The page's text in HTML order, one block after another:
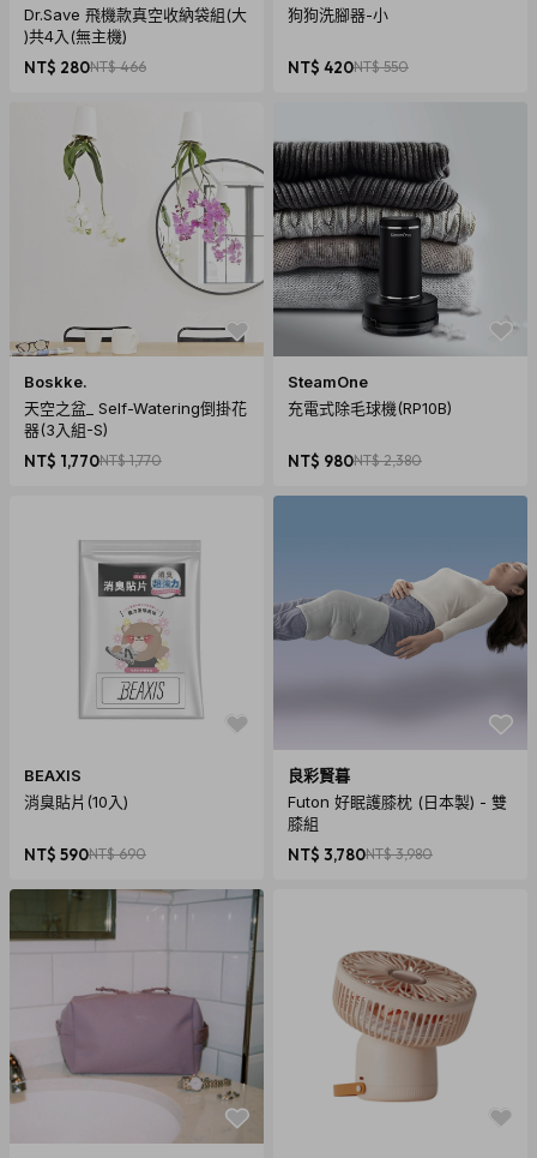
Dr.Save 飛機款真空收納袋組(大
)共4入(無主機)
NT$ 280NT$ 466
狗狗洗腳器-小
NT$ 420NT$ 550
Boskke.
天空之盆_ Self-Watering倒掛花
器(3入組-S)
NT$ 1,770NT$ 1,770
SteamOne
充電式除毛球機(RP10B)
NT$ 980NT$ 2,380
BEAXIS
消臭貼片(10入)
NT$ 590NT$ 690
良彩賢暮
Futon 好眠護膝枕 (日本製) - 雙
膝組
NT$ 3,780NT$ 3,980